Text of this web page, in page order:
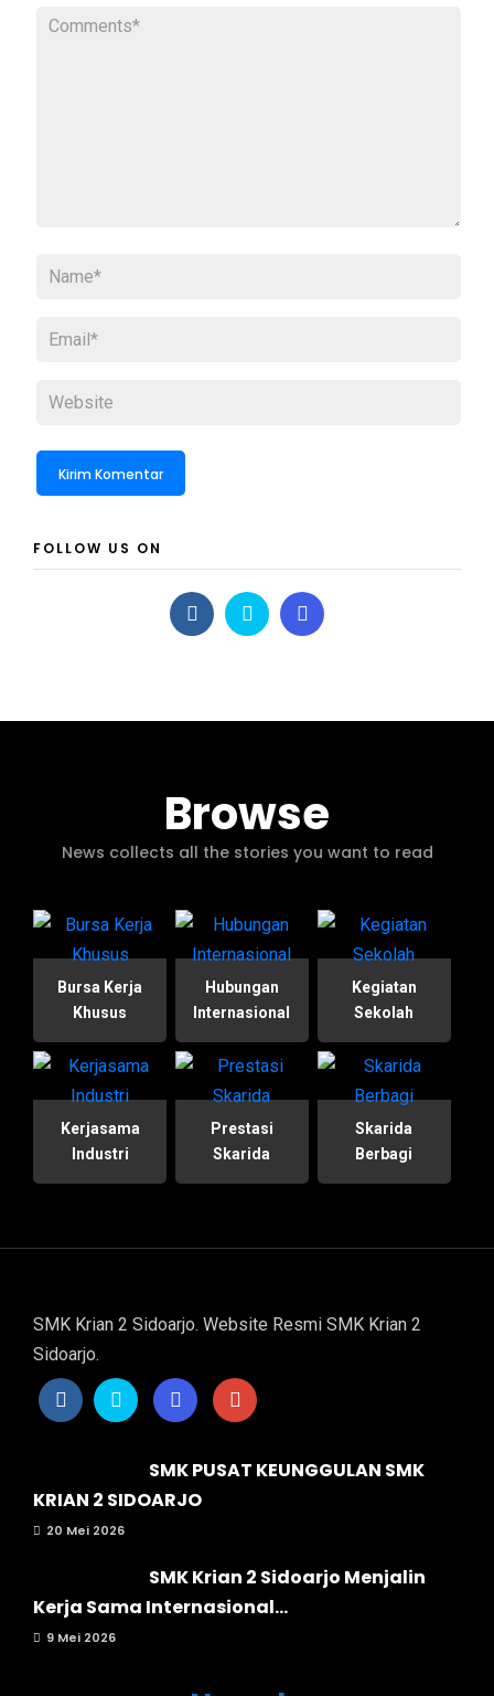
FOLLOW US ON
Browse
News collects all the stories you want to read
Bursa Kerja
Khusus
Hubungan
Internasional
Kegiatan
Sekolah
Kerjasama
Industri
Prestasi
Skarida
Skarida
Berbagi
SMK Krian 2 Sidoarjo. Website Resmi SMK Krian 2
Sidoarjo.
SMK PUSAT KEUNGGULAN SMK
KRIAN 2 SIDOARJO
20 Mei 2026
SMK Krian 2 Sidoarjo Menjalin
Kerja Sama Internasional...
9 Mei 2026